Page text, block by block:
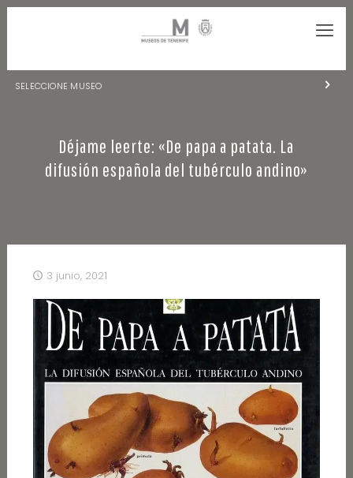
SELECCIONE MUSEO
NATURALEZA Y ARQUEOLOGÍA
LA CIENCIA Y EL COSMOS
CENTRO DE DOCUMENTACIÓN DE CANARIAS Y AMÉRICA
CUEVA DEL VIENTO
Déjame leerte: «De papa a patata. La
difusión española del tubérculo andino»
3 junio, 2021